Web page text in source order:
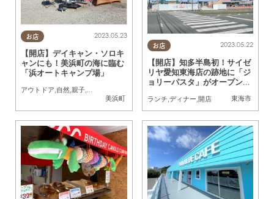
お店
美浜町
2023.05.23
【開店】デイキャン・ソロキ
ャンにも！美浜町の海に臨む
「浜オートキャンプ場」
アウトドア,自然,親子,夫婦 おひとりさま
お店
東海市
2023.05.22
【開店】知多半島初！サイゼ
リヤ愛知東海店の跡地に「ジ
ョリーパスタ」がオープン決
ランチ,ディナー,開店